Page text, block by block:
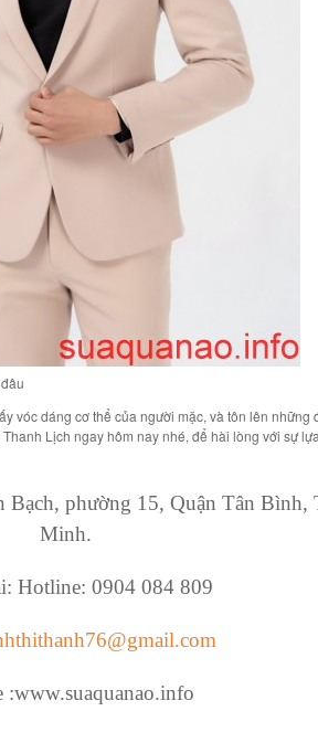
vóc dáng cơ thể của người mặc, và tôn lên những
Lịch ngay hôm nay nhé, để hài lòng với sự
Bạch, phường 15, Quận Tân Bình,
Minh.
Hotline: 0904 084 809
:www.suaquanao.info